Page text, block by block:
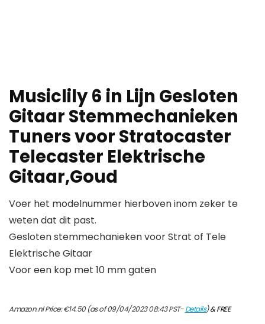
Musiclily 6 in Lijn Gesloten
Gitaar Stemmechanieken
Tuners voor Stratocaster
Telecaster Elektrische
Gitaar,Goud
Voer het modelnummer hierboven inom zeker te
weten dat dit past.
Gesloten stemmechanieken voor Strat of Tele
Elektrische Gitaar
Voor een kop met 10 mm gaten
Amazon.nl Price:€14.50(as of 09/04/2023 08:43 PST-Details)&FREE